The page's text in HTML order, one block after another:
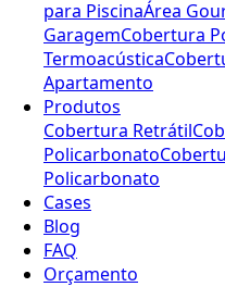
para PiscinaÁrea
GaragemCobertura
Termoacústica
Apartamento
Produtos
Cobertura Retrátil
Policarbonato
Policarbonato
Cases
Blog
FAQ
Orçamento